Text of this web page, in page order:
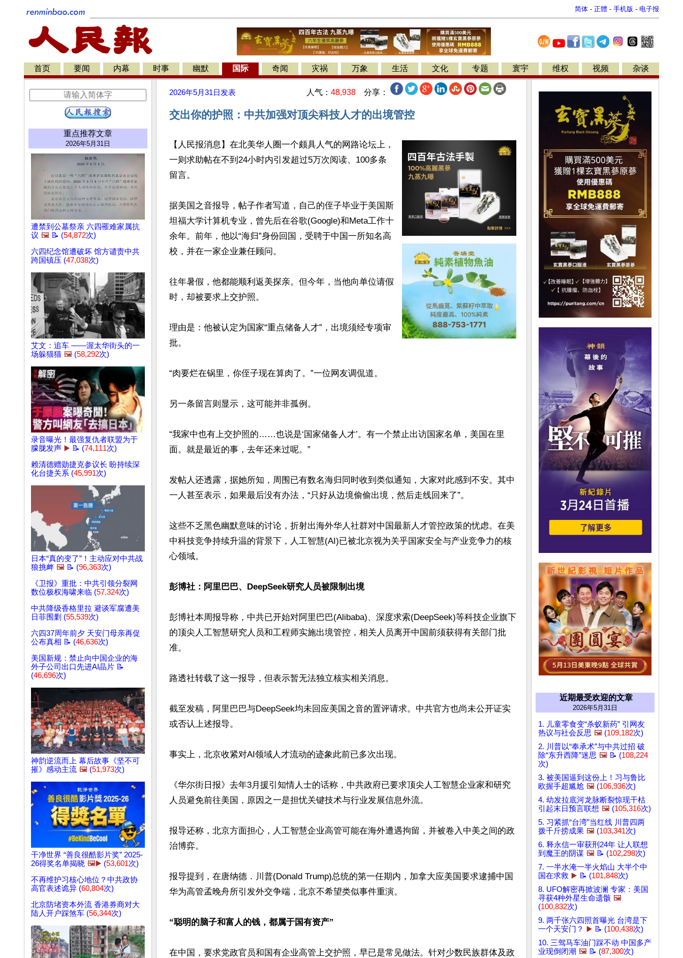
简体 - 正體 - 手机版 - 电子报
首页 要闻 内幕 时事 幽默 国际 奇闻 灾祸 万象 生活 文化 专题 寰宇 维权 视频 杂谈
重点推荐文章
2026年5月31日
遭禁到公墓祭亲 六四罹难家属抗
议 🖼️ 📝 (54,872次)
六四纪念馆遭破坏 馆方谴责中共
跨国镇压 (47,038次)
艾文：追车 ——渥太华街头的一
场躲猫猫 🖼️ (58,292次)
录音曝光！最强复仇者联盟为于
朦胧发声 ▶️ 📝 (74,111次)
赖清德赠勋捷克参议长 盼持续深
化台捷关系 (45,991次)
日本“真的变了”！主动应对中共战
狼挑衅 🖼️ 📝 (96,363次)
《卫报》重批：中共引领分裂网
数位极权海啸来临 (57,324次)
中共降级香格里拉 避谈军腐遭美
日菲围剿 (55,539次)
六四37周年前夕 天安门母亲再促
公布真相 📝 (46,636次)
美国新规：禁止向中国企业的海
外子公司出口先进AI晶片 📝
(46,696次)
神韵逆流而上 幕后故事《坚不可
摧》感动主流 🖼️ (51,973次)
干净世界 “善良很酷影片奖” 2025-
26得奖名单揭晓 🖼️▶️ (53,601次)
不再维护习核心地位？中共政协
高官表述诡异 (60,804次)
北京防堵资本外流 香港券商对大
陆人开户踩煞车 (56,344次)
2026年5月31日 发表 人气： 48,938 分享：
交出你的护照：中共加强对顶尖科技人才的出境管控
【人民报消息】在北美华人圈一个颇具人气的网路论坛上，
一则求助帖在不到24小时内引发超过5万次阅读、100多条
留言。
据美国之音报导，帖子作者写道，自己的侄子毕业于美国斯
坦福大学计算机专业，曾先后在谷歌(Google)和Meta工作十
余年。前年，他以“海归”身份回国，受聘于中国一所知名高
校，并在一家企业兼任顾问。
往年暑假，他都能顺利返美探亲。但今年，当他向单位请假
时，却被要求上交护照。
理由是：他被认定为国家“重点储备人才”，出境须经专项审
批。
“肉要烂在锅里，你侄子现在算肉了。”一位网友调侃道。
另一条留言则显示，这可能并非孤例。
“我家中也有上交护照的……也说是‘国家储备人才’。有一个禁止出访国家名单，美国在里
面。就是最近的事，去年还来过呢。”
发帖人还透露，据她所知，周围已有数名海归同时收到类似通知，大家对此感到不安。其中
一人甚至表示，如果最后没有办法，“只好从边境偷偷出境，然后走线回来了”。
这些不乏黑色幽默意味的讨论，折射出海外华人社群对中国最新人才管控政策的忧虑。在美
中科技竞争持续升温的背景下，人工智慧(AI)已被北京视为关乎国家安全与产业竞争力的核
心领域。
彭博社：阿里巴巴、DeepSeek研究人员被限制出境
彭博社本周报导称，中共已开始对阿里巴巴(Alibaba)、深度求索(DeepSeek)等科技企业旗下
的顶尖人工智慧研究人员和工程师实施出境管控，相关人员离开中国前须获得有关部门批
准。
路透社转载了这一报导，但表示暂无法独立核实相关消息。
截至发稿，阿里巴巴与DeepSeek均未回应美国之音的置评请求。中共官方也尚未公开证实
或否认上述报导。
事实上，北京收紧对AI领域人才流动的迹象此前已多次出现。
《华尔街日报》去年3月援引知情人士的话称，中共政府已要求顶尖人工智慧企业家和研究
人员避免前往美国，原因之一是担忧关键技术与行业发展信息外流。
报导还称，北京方面担心，人工智慧企业高管可能在海外遭遇拘留，并被卷入中美之间的政
治博弈。
报导提到，在唐纳德．川普(Donald Trump)总统的第一任期内，加拿大应美国要求逮捕中国
华为高管孟晚舟所引发外交争端，北京不希望类似事件重演。
“聪明的脑子和富人的钱，都属于国有资产”
在中国，要求党政官员和国有企业高管上交护照，早已是常见做法。针对少数民族群体及政
近期最受欢迎的文章
2026年5月31日
1. 儿童零食变“杀蚁新药” 引网友
热议与社会反思 🖼️ (109,182次)
2. 川普以“奉承术”与中共过招 破
除“东升西降”迷思 🖼️ 📝 (108,224
次)
3. 被美国逼到这份上！习与鲁比
欧握手超尴尬 🖼️ (106,936次)
4. 幼发拉底河龙脉断裂惊现干枯
引起末日预言联想 🖼️ (105,316次)
5. 习紧抓“台湾”当红线 川普四两
拨千斤捞成果 🖼️ (103,341次)
6. 释永信一审获刑24年 让人联想
到魔王的阴谋 🖼️ 📝 (102,298次)
7. 一半水淹一半火焰山 大半个中
国在求救 ▶️ 📝 (101,848次)
8. UFO解密再掀波澜 专家：美国
寻获4种外星生命遗骸 🖼️
(100,832次)
9. 两千张六四照首曝光 台湾是下
一个天安门？
▶️ 📝 (100,438次)
10. 三驾马车油门踩不动 中国多产
业现倒闭潮 🖼️ 📝 (87,300次)